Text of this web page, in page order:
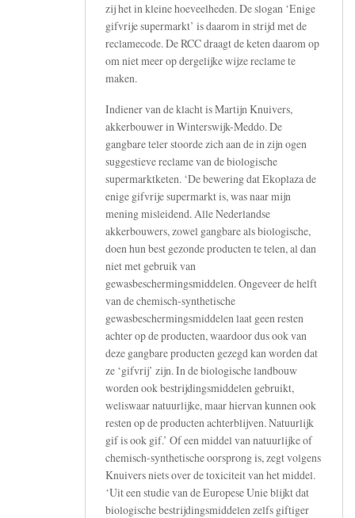
zij het in kleine hoeveelheden. De slogan ‘Enige
gifvrije supermarkt’ is daarom in strijd met de
reclamecode. De RCC draagt de keten daarom op
om niet meer op dergelijke wijze reclame te
maken.
Indiener van de klacht is Martijn Knuivers,
akkerbouwer in Winterswijk-Meddo. De
gangbare teler stoorde zich aan de in zijn ogen
suggestieve reclame van de biologische
supermarktketen. ‘De bewering dat Ekoplaza de
enige gifvrije supermarkt is, was naar mijn
mening misleidend. Alle Nederlandse
akkerbouwers, zowel gangbare als biologische,
doen hun best gezonde producten te telen, al dan
niet met gebruik van
gewasbeschermingsmiddelen. Ongeveer de helft
van de chemisch-synthetische
gewasbeschermingsmiddelen laat geen resten
achter op de producten, waardoor dus ook van
deze gangbare producten gezegd kan worden dat
ze ‘gifvrij’ zijn. In de biologische landbouw
worden ook bestrijdingsmiddelen gebruikt,
weliswaar natuurlijke, maar hiervan kunnen ook
resten op de producten achterblijven. Natuurlijk
gif is ook gif.’ Of een middel van natuurlijke of
chemisch-synthetische oorsprong is, zegt volgens
Knuivers niets over de toxiciteit van het middel.
‘Uit een studie van de Europese Unie blijkt dat
biologische bestrijdingsmiddelen zelfs giftiger